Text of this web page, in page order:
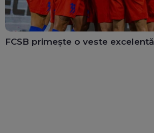
FCSB primește o veste excelentă